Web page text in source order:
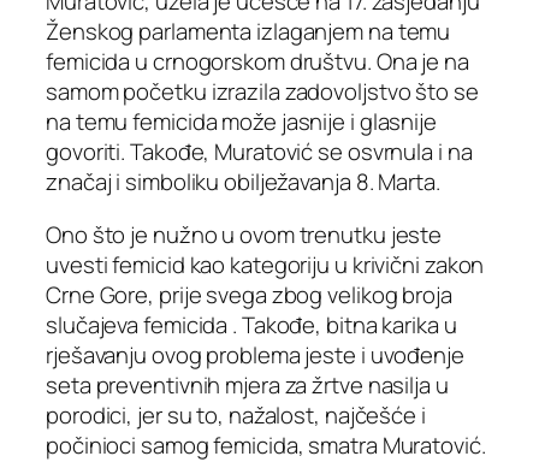
Ženskog parlamenta izlaganjem na temu
femicida u crnogorskom društvu. Ona je na
samom početku izrazila zadovoljstvo što se
na temu femicida može jasnije i glasnije
govoriti. Takođe, Muratović se osvrnula i na
značaj i simboliku obilježavanja 8. Marta.
Ono što je nužno u ovom trenutku jeste
uvesti femicid kao kategoriju u krivični zakon
Crne Gore, prije svega zbog velikog broja
slučajeva femicida . Takođe, bitna karika u
rješavanju ovog problema jeste i uvođenje
seta preventivnih mjera za žrtve nasilja u
porodici, jer su to, nažalost, najčešće i
počinioci samog femicida, smatra Muratović.